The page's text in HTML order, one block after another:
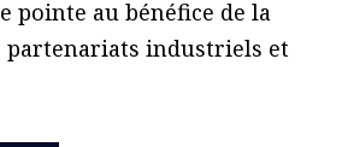
pointe au bénéfice de la
partenariats industriels et